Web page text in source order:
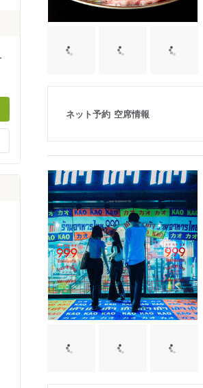
ネット予約 空席情報